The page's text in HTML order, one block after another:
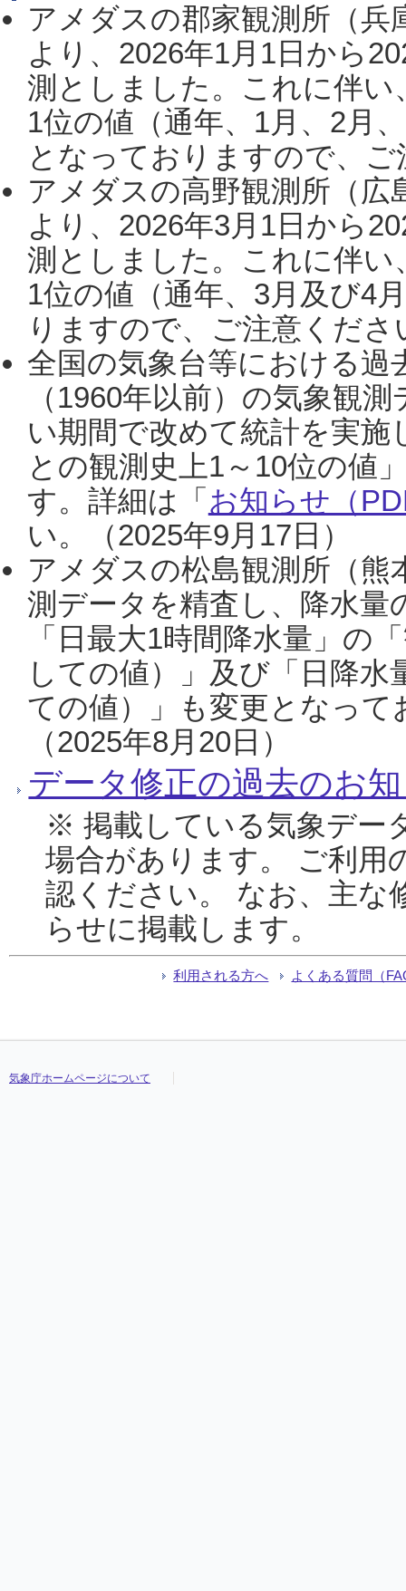
アメダスの郡家観測所（
より、2026年1月1日から
測としました。これに伴い
1位の値（通年、1月、2月
となっておりますので、
アメダスの高野観測所（
より、2026年3月1日から
測としました。これに伴い
1位の値（通年、3月及び4
りますので、ご注意くだ
全国の気象台等における過
（1960年以前）の気象観
い期間で改めて統計を実
との観測史上1～10位の値
す。詳細は「 お知らせ（
い。（2025年9月17日）
アメダスの松島観測所（熊
測データを精査し、降水
「日最大1時間降水量」の
しての値）」及び「日降
ての値）」も変更となっ
（2025年8月20日）
データ修正の過去のお
※ 掲載している気象デー
場合があります。 ご利用
認ください。 なお、主な
らせに掲載します。
利用される方へ よくある質問（
気象庁ホームページについて